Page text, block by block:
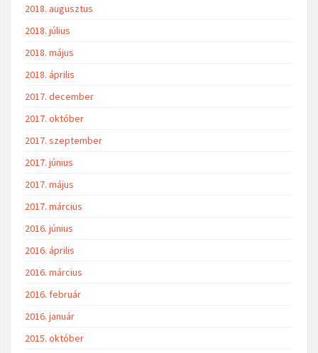
2018. augusztus
2018. július
2018. május
2018. április
2017. december
2017. október
2017. szeptember
2017. június
2017. május
2017. március
2016. június
2016. április
2016. március
2016. február
2016. január
2015. október